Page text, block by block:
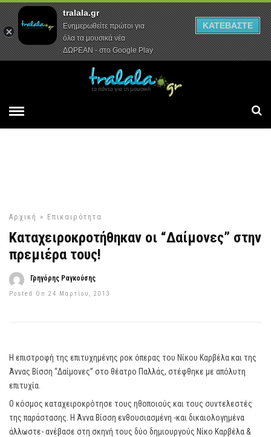
Αρχική Συνεντεύξεις Ρεπορτάζ
Αρχική » Επικαιρότητα
Καταχειροκροτήθηκαν οι “Δαίμονες” στην
πρεμιέρα τους!
Γρηγόρης Ραγκούσης
Posted On 24 Μαρτίου, 2013
Η επιστροφή της επιτυχημένης ροκ όπερας του Νίκου Καρβέλα και της
Άννας Βίσση “Δαίμονες” στο θέατρο Παλλάς, στέφθηκε με απόλυτη
επιτυχία.
Ο κόσμος καταχειροκρότησε τους ηθοποιούς και τους συντελεστές
της παράστασης. Η Άννα Βίσση ενθουσιασμένη -και δικαιολογημένα
άλλωστε- ανέβασε στη σκηνή τους δύο δημιουργούς Νίκο Καρβέλα &
tralala.gr
Ενημερωθείτε πρώτοι για
όλα τα μουσικά νέα
ΔΩΡΕΑΝ - στο Google Play
ΚΑΤΕΒΑΣΤΕ